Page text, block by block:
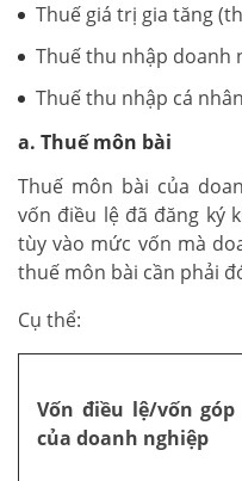
Thuế giá trị gia tăng
Thuế thu nhập doanh
Thuế thu nhập cá
a. Thuế môn bài
Thuế môn bài của
vốn điều lệ đã đăng ký
tùy vào mức vốn mà
thuế môn bài cần phải
Cụ thể:
Vốn điều lệ/vốn
của doanh nghiệp